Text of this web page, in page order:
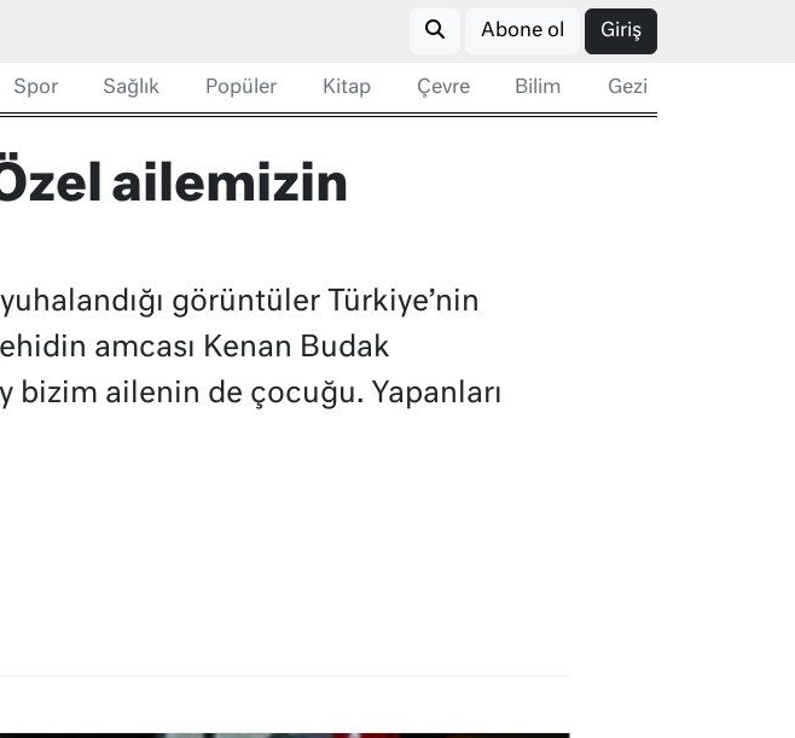
Abone ol Giriş
Spor Sağlık Popüler Kitap Çevre Bilim Gezi
ailemizin
görüntüler Türkiye’nin
amcası Kenan Budak
bizim ailenin de çocuğu. Yapanları